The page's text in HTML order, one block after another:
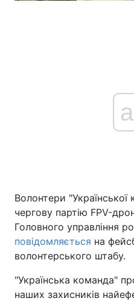
Волонтери
чергову партію FPV-
Головного управління
повідомляється на
волонтерського штабу.
"Українська команда"
наших захисників